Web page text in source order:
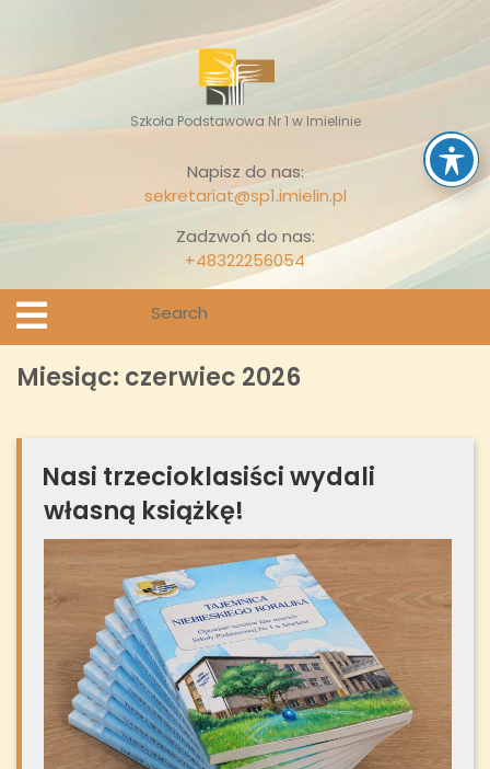
content
Szkoła Podstawowa Nr 1 w Imielinie
Napisz do nas:
sekretariat@sp1.imielin.pl
Zadzwoń do nas:
+48322256054
Open
Menu
Miesiąc: czerwiec 2026
Nasi trzecioklasiści wydali
własną książkę!